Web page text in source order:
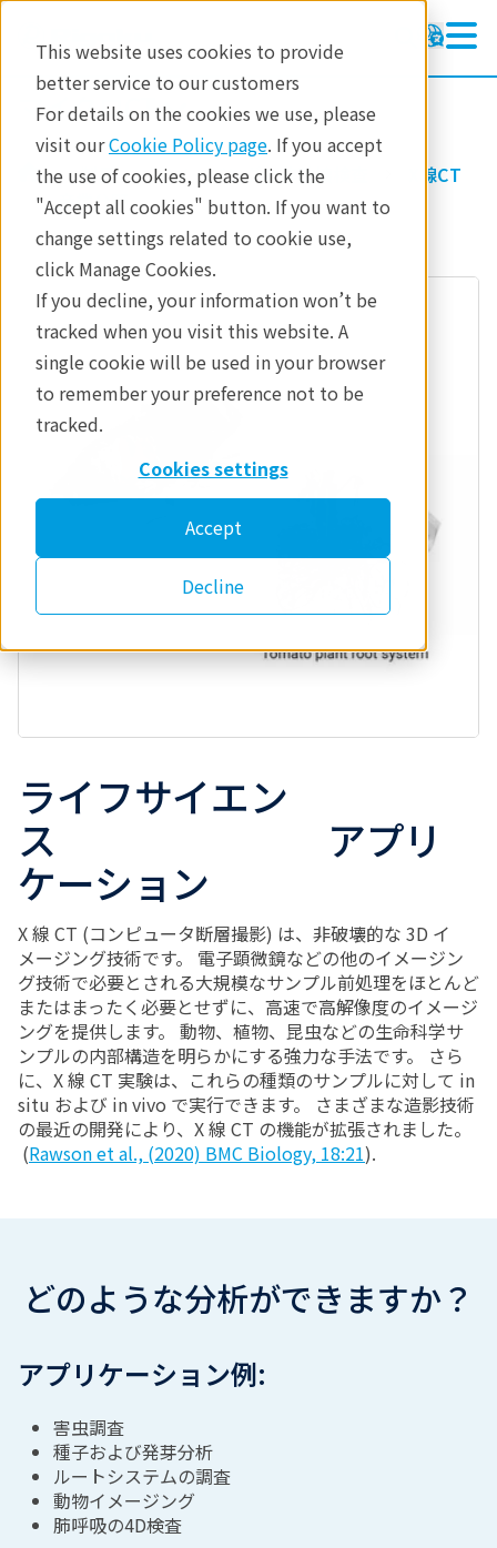
This website uses cookies to provide
better service to our customers
For details on the cookies we use, please
visit ourCookie Policy page. If you accept
the use of cookies, please click the
"Accept all cookies" button. If you want to
change settings related to cookie use,
click Manage Cookies.
If you decline, your information won’t be
tracked when you visit this website. A
single cookie will be used in your browser
to remember your preference not to be
tracked.
Cookies settings
Accept
Decline
マイクロCT
マイクロCT
ラーニング
製品
分析
産業分野
お問合せ
製品 イメージングと非破壊検査
X線CT
産業分野
ライフサイエン
ス アプリ
ケーション
X 線 CT (コンピュータ断層撮影) は、非破壊的な 3D イ
メージング技術です。 電子顕微鏡などの他のイメージン
グ技術で必要とされる大規模なサンプル前処理をほとんど
またはまったく必要とせずに、高速で高解像度のイメージ
ングを提供します。 動物、植物、昆虫などの生命科学サ
ンプルの内部構造を明らかにする強力な手法です。 さら
に、X 線 CT 実験は、これらの種類のサンプルに対して in
situ および in vivo で実行できます。 さまざまな造影技術
の最近の開発により、X 線 CT の機能が拡張されました。
(Rawson et al., (2020) BMC Biology, 18:21).
どのような分析ができますか？
アプリケーション例:
害虫調査
種子および発芽分析
ルートシステムの調査
動物イメージング
肺呼吸の4D検査